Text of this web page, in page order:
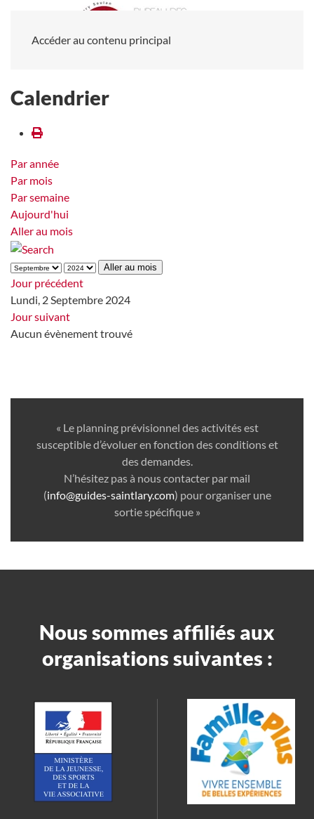
Accéder au contenu principal
Calendrier
Par année
Par mois
Par semaine
Aujourd'hui
Aller au mois
Aller au mois
Jour précédent
Lundi, 2 Septembre 2024
Jour suivant
Aucun évènement trouvé
« Le planning prévisionnel des activités est
susceptible d’évoluer en fonction des conditions et
des demandes.
N’hésitez pas à nous contacter par mail
(info@guides-saintlary.com) pour organiser une
sortie spécifique »
Nous sommes affiliés aux
organisations suivantes :